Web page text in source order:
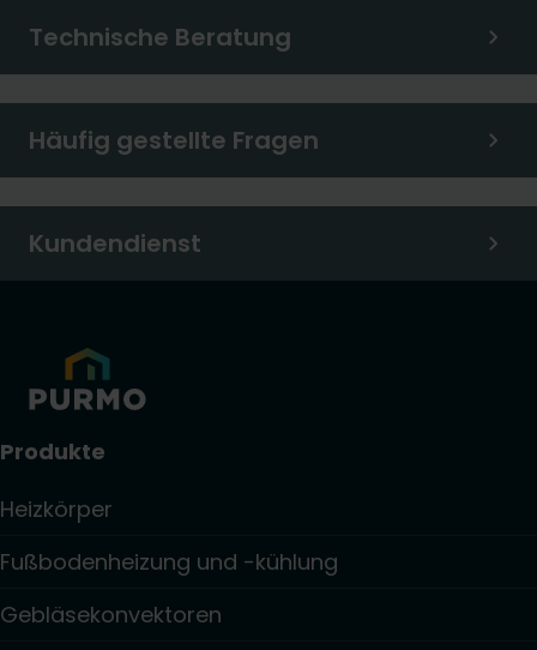
Technische Beratung
Häufig gestellte Fragen
Kundendienst
Produkte
Heizkörper
Fußbodenheizung und -kühlung
Gebläsekonvektoren